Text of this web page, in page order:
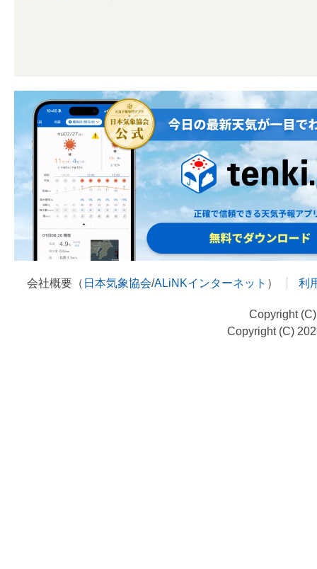
会社概要（ 日本気象協会/ALiNKインターネット ） 利
Copyright
Copyright (C)